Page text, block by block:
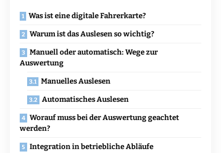
Was ist eine digitale Fahrerkarte?
Warum ist das Auslesen so wichtig?
Manuell oder automatisch: Wege zur
Auswertung
Manuelles Auslesen
Automatisches Auslesen
Worauf muss bei der Auswertung geachtet
werden?
Integration in betriebliche Abläufe